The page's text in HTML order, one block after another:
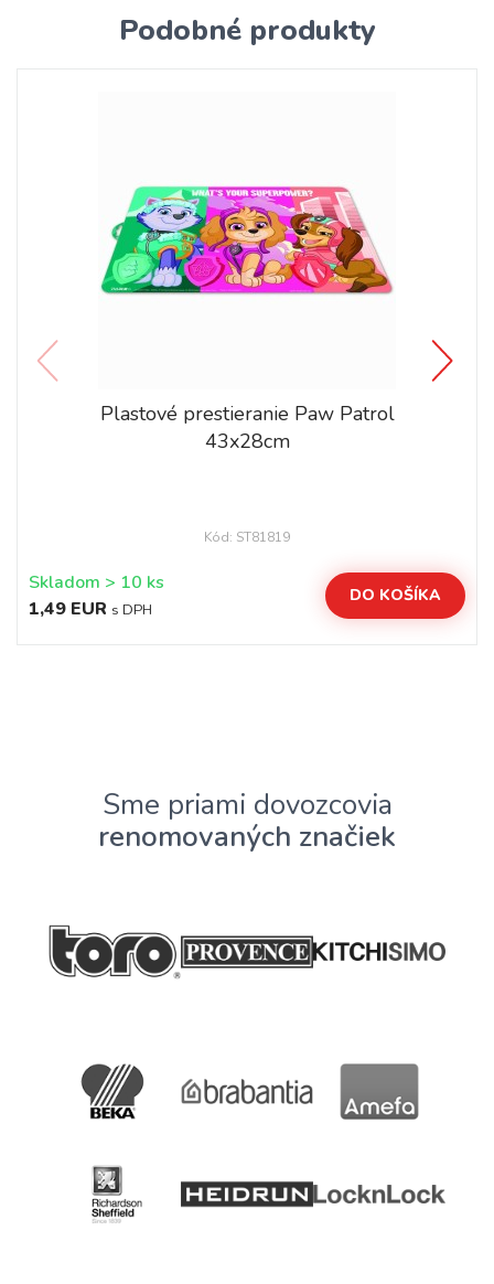
Podobné produkty
Plastové prestieranie Paw Patrol
43x28cm
Kód: ST81819
Skladom > 10 ks
1,49 EUR s DPH
DO KOŠÍKA
Sme priami dovozcovia
renomovaných značiek